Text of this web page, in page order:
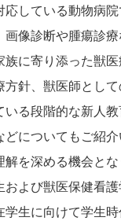
している動物病
像診断や腫瘍診
に寄り添った獣医
針、獣医師とし
る段階的な新人
についてもご紹
を深める機会とな
よび獣医保健看
生に向けて学生